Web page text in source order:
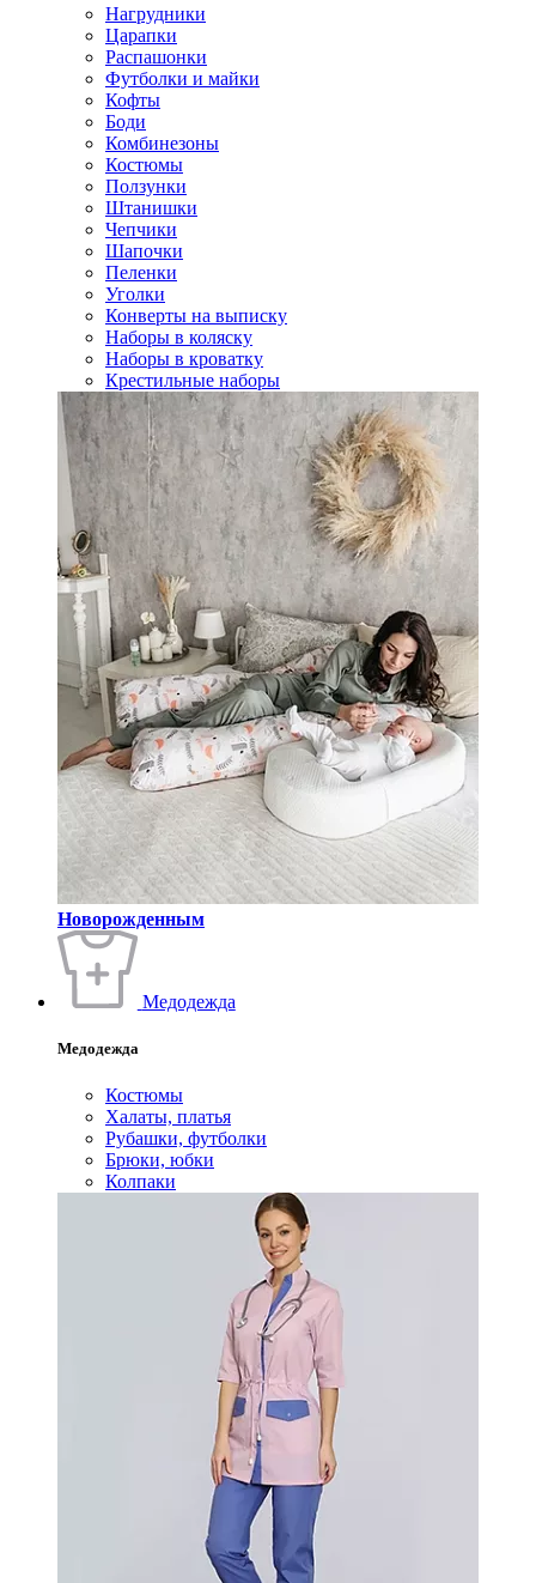
Нагрудники
Царапки
Распашонки
Футболки и майки
Кофты
Боди
Комбинезоны
Костюмы
Ползунки
Штанишки
Чепчики
Шапочки
Пеленки
Уголки
Конверты на выписку
Наборы в коляску
Наборы в кроватку
Крестильные наборы
Новорожденным
Медодежда
Медодежда
Костюмы
Халаты, платья
Рубашки, футболки
Брюки, юбки
Колпаки